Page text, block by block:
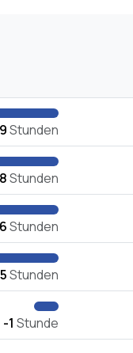
Stunden
Stunden
Stunden
Stunden
-1 Stunde